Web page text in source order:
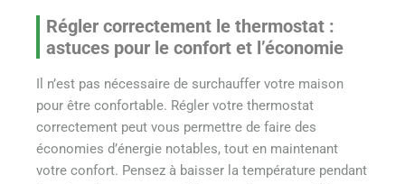
Régler correctement le thermostat :
astuces pour le confort et l’économie
Il n’est pas nécessaire de surchauffer votre maison
pour être confortable. Régler votre thermostat
correctement peut vous permettre de faire des
économies d’énergie notables, tout en maintenant
votre confort. Pensez à baisser la température pendant